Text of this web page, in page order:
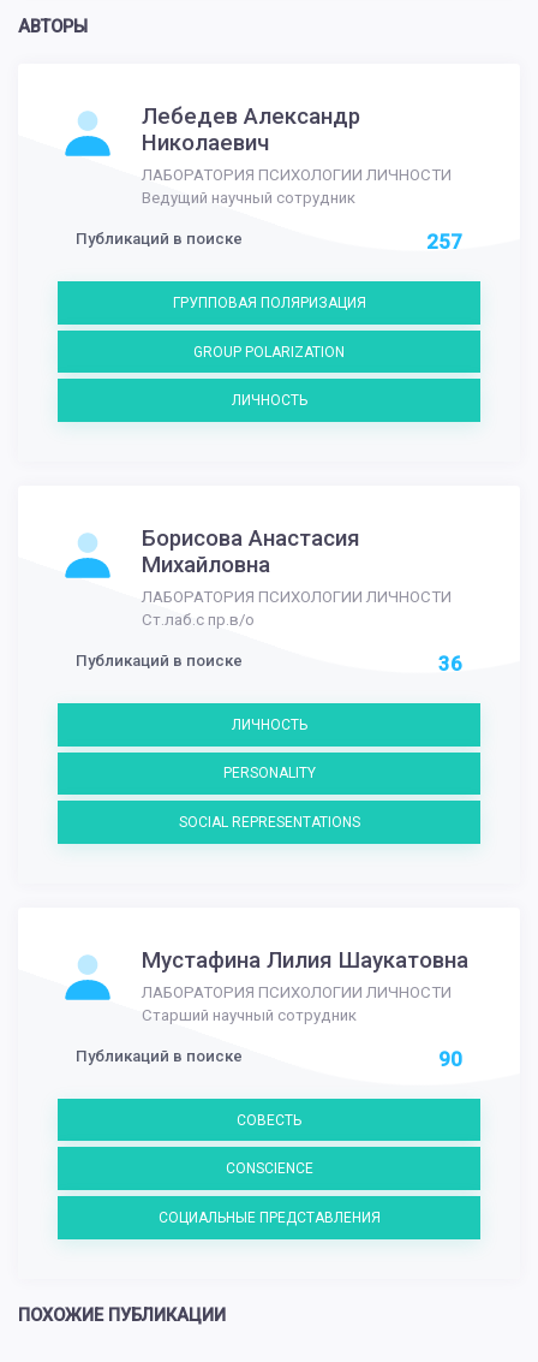
АВТОРЫ
Лебедев Александр
Николаевич
ЛАБОРАТОРИЯ ПСИХОЛОГИИ ЛИЧНОСТИ
Ведущий научный сотрудник
Публикаций в поиске 257
ГРУППОВАЯ ПОЛЯРИЗАЦИЯ
GROUP POLARIZATION
ЛИЧНОСТЬ
Борисова Анастасия
Михайловна
ЛАБОРАТОРИЯ ПСИХОЛОГИИ ЛИЧНОСТИ
Ст.лаб.с пр.в/о
Публикаций в поиске 36
ЛИЧНОСТЬ
PERSONALITY
SOCIAL REPRESENTATIONS
Мустафина Лилия Шаукатовна
ЛАБОРАТОРИЯ ПСИХОЛОГИИ ЛИЧНОСТИ
Старший научный сотрудник
Публикаций в поиске 90
СОВЕСТЬ
CONSCIENCE
СОЦИАЛЬНЫЕ ПРЕДСТАВЛЕНИЯ
ПОХОЖИЕ ПУБЛИКАЦИИ